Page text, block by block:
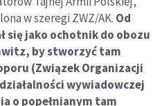
w szeregi ZWZ/AK. Od
się jako ochotnik do obozu
by stworzyć tam
(Związek Organizacji
wywiadowczej
o popełnianym tam